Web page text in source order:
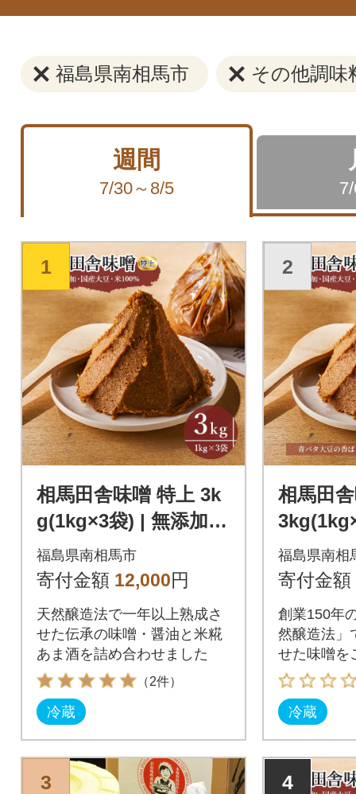
福島県南相馬市 その他調味
週間
7/30～8/5
1
相馬田舎味噌 特上 3k
g(1kg×3袋) | 無添加
国産 みそ 若松味噌醤
油店 ac001-aa
福島県南相馬市
寄付金額 12,000円
天然醸造法で一年以上熟成さ
せた伝承の味噌・醤油と米糀
あま酒を詰め合わせました
（2件）
冷蔵
2
相馬田
みそ 若
ac001-
福島県南相
寄付金額
創業150年
然醸造法」
せた味噌を
冷蔵
3 4